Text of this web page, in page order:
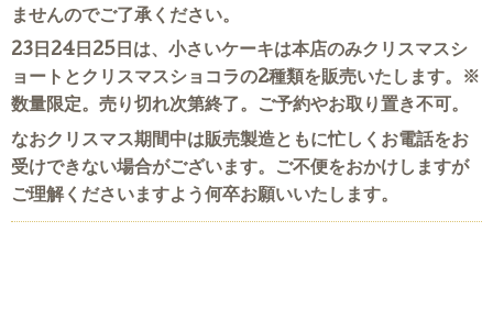
ませんのでご了承ください。
23日24日25日は、小さいケーキは本店のみクリスマスシ
ョートとクリスマスショコラの2種類を販売いたします。※
数量限定。売り切れ次第終了。ご予約やお取り置き不可。
なおクリスマス期間中は販売製造ともに忙しくお電話をお
受けできない場合がございます。ご不便をおかけしますが
ご理解くださいますよう何卒お願いいたします。